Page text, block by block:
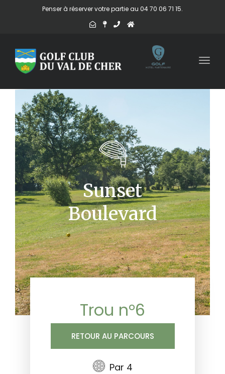
Penser à réserver votre partie au 04 70 06 71 15.
Sunset
Boulevard
Trou n°6
RETOUR AU PARCOURS
Par 4